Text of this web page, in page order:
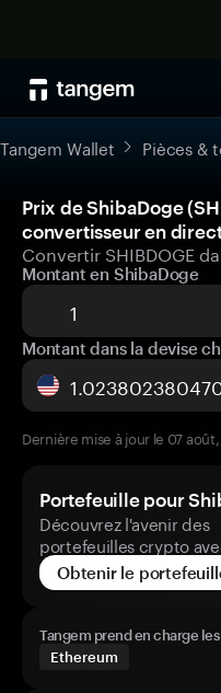
Tangem Wallet Pièces &
Prix de ShibaDoge
convertisseur en
Convertir SHIBDOGE
Montant en ShibaDoge
Montant dans la devise
Dernière mise à jour le 07
Portefeuille pour
Découvrez l'avenir des
portefeuilles crypto
Obtenir le
Tangem prend en charge
Ethereum